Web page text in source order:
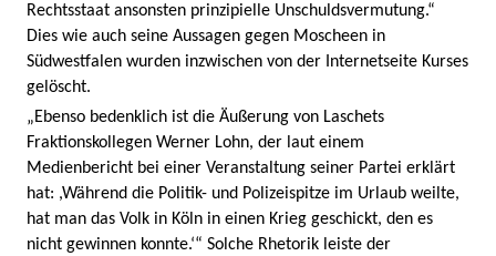
Rechtsstaat ansonsten prinzipielle Unschuldsvermutung.“
Dies wie auch seine Aussagen gegen Moscheen in
Südwestfalen wurden inzwischen von der Internetseite Kurses
gelöscht.
„Ebenso bedenklich ist die Äußerung von Laschets
Fraktionskollegen Werner Lohn, der laut einem
Medienbericht bei einer Veranstaltung seiner Partei erklärt
hat: ,Während die Politik- und Polizeispitze im Urlaub weilte,
hat man das Volk in Köln in einen Krieg geschickt, den es
nicht gewinnen konnte.‘“ Solche Rhetorik leiste der